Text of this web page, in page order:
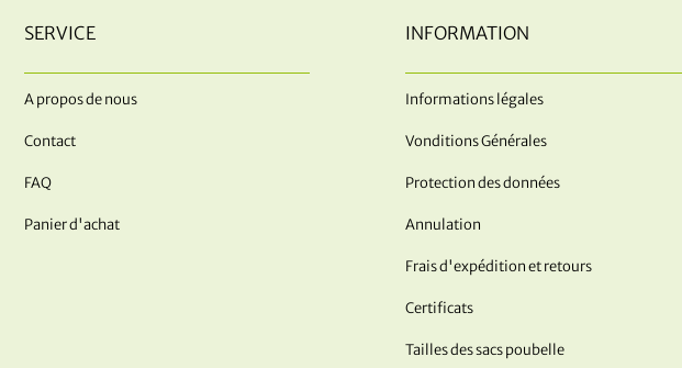
SERVICE
A propos de nous
Contact
FAQ
Panier d'achat
INFORMATION
Informations légales
Vonditions Générales
Protection des données
Annulation
Frais d'expédition et retours
Certificats
Tailles des sacs poubelle